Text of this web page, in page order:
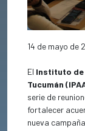
14 de mayo de
El Instituto de
Tucumán
serie de
fortalecer
nueva